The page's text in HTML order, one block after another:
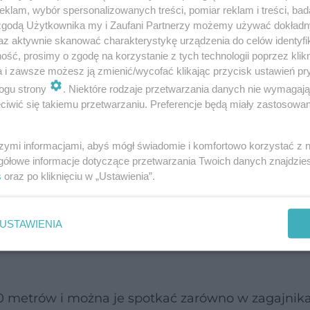
glebach suchych, piaszczystych, ale też
przy czym dość dobrze znosi
na mróz, jak i upały.
metrów i można je spotkać zarówno w
wybór spersonalizowanych treści, pomiar reklam i treści,
Użytkownika my i Zaufani Partnerzy możemy używać
aktywnie skanować charakterystykę urządzenia do celów
prosimy o zgodę na korzystanie z tych technologii poprzez
i zawsze możesz ją zmienić/wycofać klikając przycisk ustawień
strony
. Niektóre rodzaje przetwarzania danych nie
się takiemu przetwarzaniu. Preferencje będą miały
informacjami, abyś mógł świadomie i komfortowo korzystać z
informacje dotyczące przetwarzania Twoich danych
oraz po kliknięciu w „Ustawienia”.
USTAWIENIA